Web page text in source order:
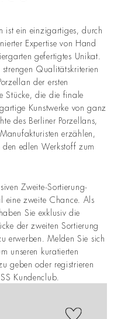
ist ein einzigartiges, durch
Expertise von Hand
gefertigtes Unikat.
Qualitätskriterien
der ersten
Stücke, die die finale
Kunstwerke von ganz
des Berliner Porzellans,
erzählen,
edlen Werkstoff zum
Zweite-Sortierung-
eine zweite Chance. Als
Sie exklusiv die
der zweiten Sortierung
erwerben. Melden Sie sich
unseren kuratierten
geben oder registrieren
Kundenclub.